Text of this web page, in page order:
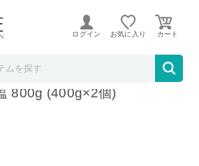
おります。
ログイン お気に入り
梅 梅干し 大粒 つぶれ梅 塩分
800g (400g×2個)